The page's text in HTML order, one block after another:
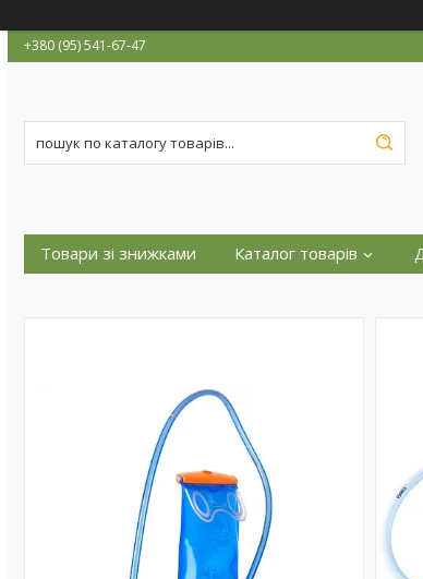
+380 (95) 541-67-47
Товари зі знижками Каталог товарів